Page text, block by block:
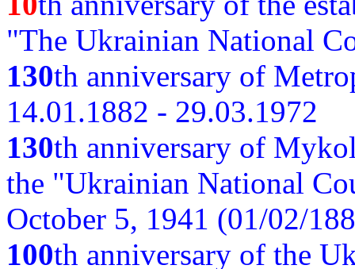
"The Ukrainian National
130th anniversary of
14.01.1882 - 29.03.1972
130th anniversary of
the "Ukrainian National
October 5, 1941 (01/02/
100th anniversary of the